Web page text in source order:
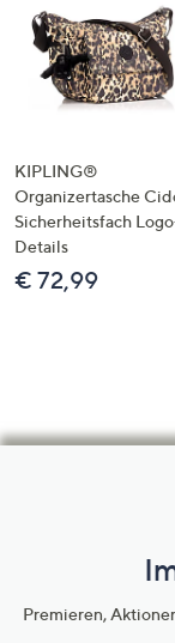
KIPLING®
Organizertasche
Sicherheitsfach
Details
€ 72,99
Premieren,